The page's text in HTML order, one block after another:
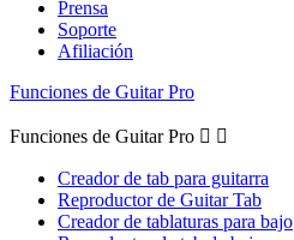
Prensa
Soporte
Afiliación
Funciones de Guitar Pro
Funciones de Guitar Pro  
Creador de tab para guitarra
Reproductor de Guitar Tab
Creador de tablaturas para bajo